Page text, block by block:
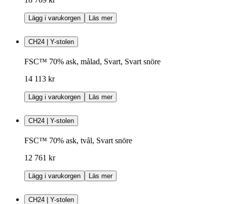
Lägg i varukorgen Läs mer
CH24 | Y-stolen
FSC™ 70% ask, målad, Svart, Svart snöre
14 113 kr
Lägg i varukorgen Läs mer
CH24 | Y-stolen
FSC™ 70% ask, tvål, Svart snöre
12 761 kr
Lägg i varukorgen Läs mer
CH24 | Y-stolen